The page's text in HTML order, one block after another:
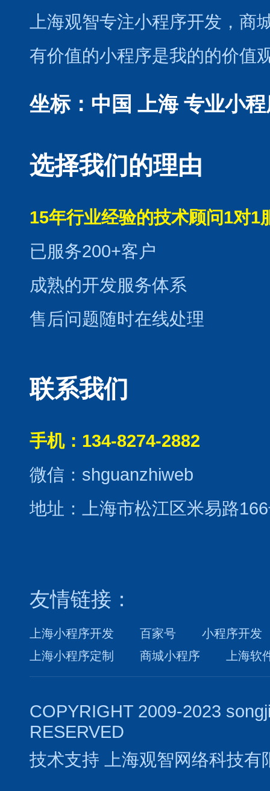
上海观智专注小程序开发 ，商
有价值的小程序是我的的价值
坐标：中国 上海 专业小
选择我们的理由
15年行业经验的技术顾问1对1
已服务200+客户
成熟的开发服务体系
售后问题随时在线处理
联系我们
手机：134-8274-2882
微信：shguanzhiweb
地址：上海市松江区米易路
友情链接：
上海小程序开发 百家号
小程序开发
上海小程序定制
商城小程序 上海软
COPYRIGHT 2009-2023
RESERVED
技术支持
上海观智网络科技有